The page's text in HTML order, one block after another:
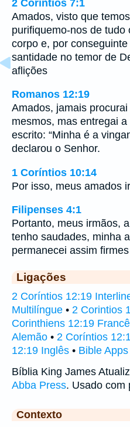
2 Coríntios 7:1
Amados, visto que
purifiquemo-nos de
corpo e, por
santidade no temor de
aflições
Romanos 12:19
Amados, jamais
mesmos, mas entregai
escrito: “Minha é a
declarou o Senhor.
1 Coríntios 10:14
Por isso, meus amados
Filipenses 4:1
Portanto, meus irmãos,
tenho saudades, minha
permanecei assim
Ligações
2 Coríntios 12:19
Multilíngue • 2 Corintios
Corinthiens 12:19
Alemão • 2 Coríntios
12:19 Inglês • Bible Apps
Bíblia King James
Abba Press. Usado com
Contexto